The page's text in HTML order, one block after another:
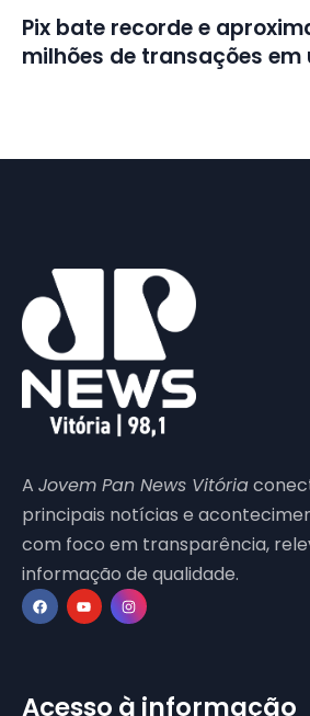
Pix bate recorde e
milhões de transações em
A Jovem Pan News Vitória
principais notícias e
com foco em transparência,
informação de qualidade.
Acesso à informação